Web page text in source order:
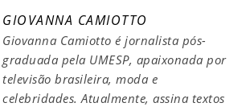
GIOVANNA CAMIOTTO
Giovanna Camiotto é jornalista pós-
graduada pela UMESP, apaixonada por
televisão brasileira, moda e
celebridades. Atualmente, assina textos